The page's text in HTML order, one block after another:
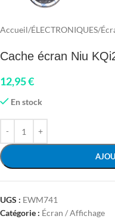
Accueil/ÉLECTRONIQUES/
Cache écran Niu
12,95€
En stock
UGS : EWM741
Catégorie : Écran / Affichage